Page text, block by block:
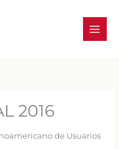
2016
de Usuarios